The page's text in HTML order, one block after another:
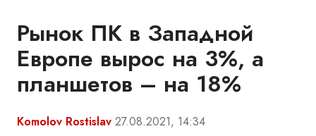
Рынок ПК в Западной
Европе вырос на 3%, а
планшетов – на 18%
Komolov Rostislav 27.08.2021, 14:34